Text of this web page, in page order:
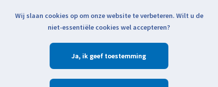
Klik voor actuele verzendinformatie...
Verlanglijst
Wij slaan cookies op om onze website te verbeteren. Wilt u de
niet-essentiële cookies wel accepteren?
Ja